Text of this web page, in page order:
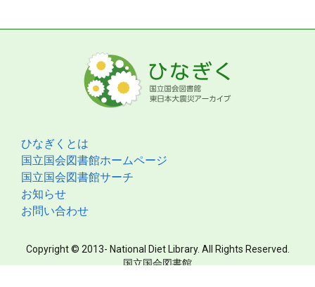
ひなぎくとは
国立国会図書館ホームページ
国立国会図書館サーチ
お知らせ
お問い合わせ
Copyright © 2013- National Diet Library. All Rights Reserved.